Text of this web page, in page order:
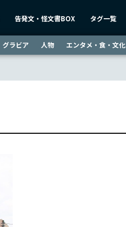
告発文・怪文書BOX タグ一覧
グラビア 人物 エンタメ・食・文化